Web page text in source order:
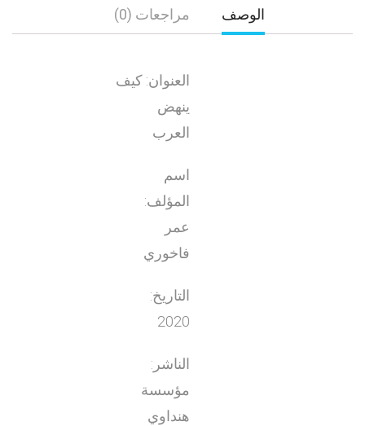
الوصف مراجعات (0)
العنوان: كيف
ينهض
العرب
اسم
المؤلف:
عمر
فاخوري
التاريخ:
2020
الناشر:
مؤسسة
هنداوي